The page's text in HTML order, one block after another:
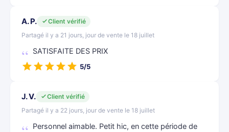
A. P.
Client vérifié
Partagé il y a 21 jours, jour de vente le 18 juillet
SATISFAITE DES PRIX
5/5
J. V.
Client vérifié
Partagé il y a 22 jours, jour de vente le 18 juillet
Personnel aimable. Petit hic, en cette période de